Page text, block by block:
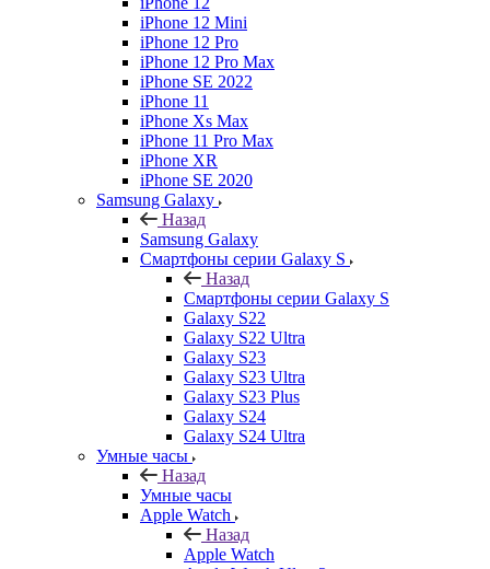
iPhone 12 Mini
iPhone 12 Pro
iPhone 12 Pro Max
iPhone SE 2022
iPhone 11
iPhone Xs Max
iPhone 11 Pro Max
iPhone XR
iPhone SE 2020
Samsung Galaxy
Назад
Samsung Galaxy
Смартфоны серии Galaxy S
Назад
Смартфоны серии Galaxy S
Galaxy S22
Galaxy S22 Ultra
Galaxy S23
Galaxy S23 Ultra
Galaxy S23 Plus
Galaxy S24
Galaxy S24 Ultra
Умные часы
Назад
Умные часы
Apple Watch
Назад
Apple Watch